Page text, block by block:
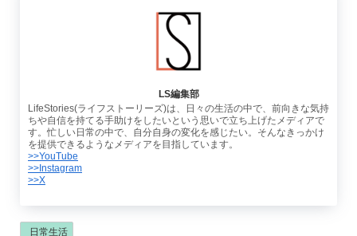
LS編集部
LifeStories(ライフストーリーズ)は、日々の生活の中で、前向きな気持
ちや自信を持てる手助けをしたいという思いで立ち上げたメディアで
す。忙しい日常の中で、自分自身の変化を感じたい。そんなきっかけ
を提供できるようなメディアを目指しています。
>>YouTube
>>Instagram
>>X
日常生活